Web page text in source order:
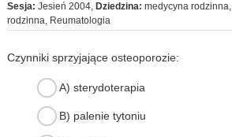
Sesja: Jesień 2004, Dziedzina: medycyna rodzinna,
rodzinna, Reumatologia
Czynniki sprzyjające osteoporozie:
A) sterydoterapia
B) palenie tytoniu